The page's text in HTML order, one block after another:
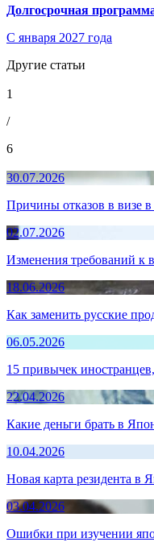
Долгосрочная
С января 2027 года
Другие статьи
1
/
6
30.07.2026
Причины отказов в визе
02.07.2026
Изменения требований к
18.06.2026
Как заменить русские
06.05.2026
15 привычек
22.04.2026
Какие деньги брать в
10.04.2026
Новая карта резидента в
03.04.2026
Ошибки при изучении